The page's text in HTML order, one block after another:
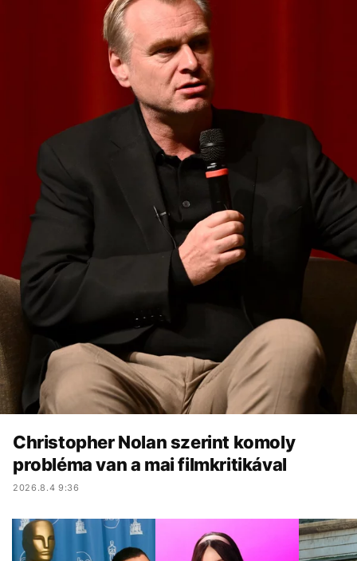
Christopher Nolan szerint komoly
probléma van a mai filmkritikával
2026.8.4 9:36